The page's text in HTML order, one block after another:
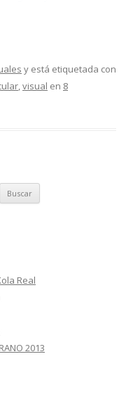
y está etiquetada con
,visual en 8
Real
2013